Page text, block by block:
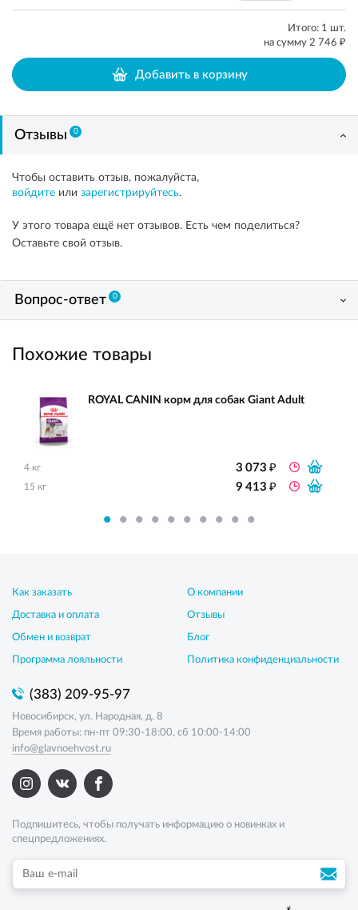
Итого: 1 шт.
на сумму 2 746 ₽
Добавить в корзину
Отзывы 0
Чтобы оставить отзыв, пожалуйста,
войдите или зарегистрируйтесь.
У этого товара ещё нет отзывов. Есть чем поделиться?
Оставьте свой отзыв.
Вопрос-ответ 0
Похожие товары
ROYAL CANIN корм для собак Giant Adult
4 кг 3 073₽
15 кг 9 413₽
Как заказать
Доставка и оплата
Обмен и возврат
Программа лояльности
О компании
Отзывы
Блог
Политика конфиденциальности
(383) 209-95-97
Новосибирск, ул. Народная, д. 8
Время работы: пн-пт 09:30-18:00, сб 10:00-14:00
info@glavnoehvost.ru
Подпишитесь, чтобы получать информацию о новинках и
спецпредложениях.